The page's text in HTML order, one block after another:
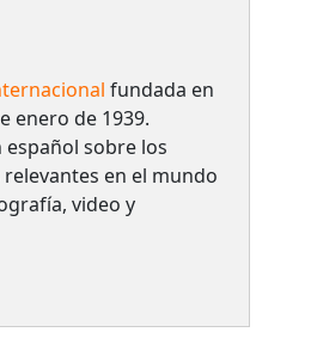
fundada en
enero de 1939.
sobre los
en el mundo
video y